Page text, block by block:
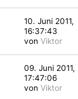
10. Juni 2011,
16:37:43
von Viktor
09. Juni 2011,
17:47:06
von Viktor